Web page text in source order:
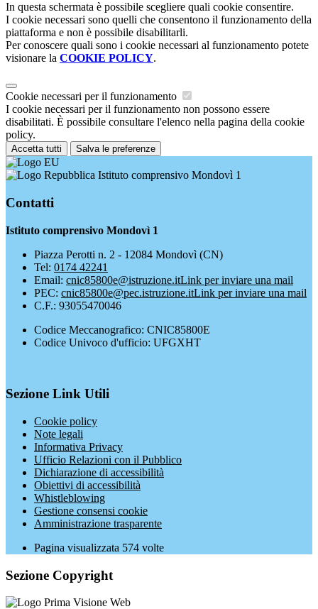
In questa schermata è possibile scegliere quali cookie consentire.
I cookie necessari sono quelli che consentono il funzionamento della
piattaforma e non è possibile disabilitarli.
Per conoscere quali sono i cookie necessari al funzionamento potete
visionare la COOKIE POLICY.
Cookie necessari per il funzionamento
I cookie necessari per il funzionamento non possono essere
disabilitati. È possibile consultare l'elenco nella pagina della cookie
policy.
Accetta tutti Salva le preferenze
Istituto comprensivo Mondovì 1
Contatti
Istituto comprensivo Mondovì 1
Piazza Perotti n. 2 - 12084 Mondovì (CN)
Tel: 0174 42241
Email: cnic85800e@istruzione.itLink per inviare una mail
PEC: cnic85800e@pec.istruzione.itLink per inviare una mail
C.F.: 93055470046
Codice Meccanografico: CNIC85800E
Codice Univoco d'ufficio: UFGXHT
Sezione Link Utili
Cookie policy
Note legali
Informativa Privacy
Ufficio Relazioni con il Pubblico
Dichiarazione di accessibilità
Obiettivi di accessibilità
Whistleblowing
Gestione consensi cookie
Amministrazione trasparente
Pagina visualizzata 574 volte
Sezione Copyright